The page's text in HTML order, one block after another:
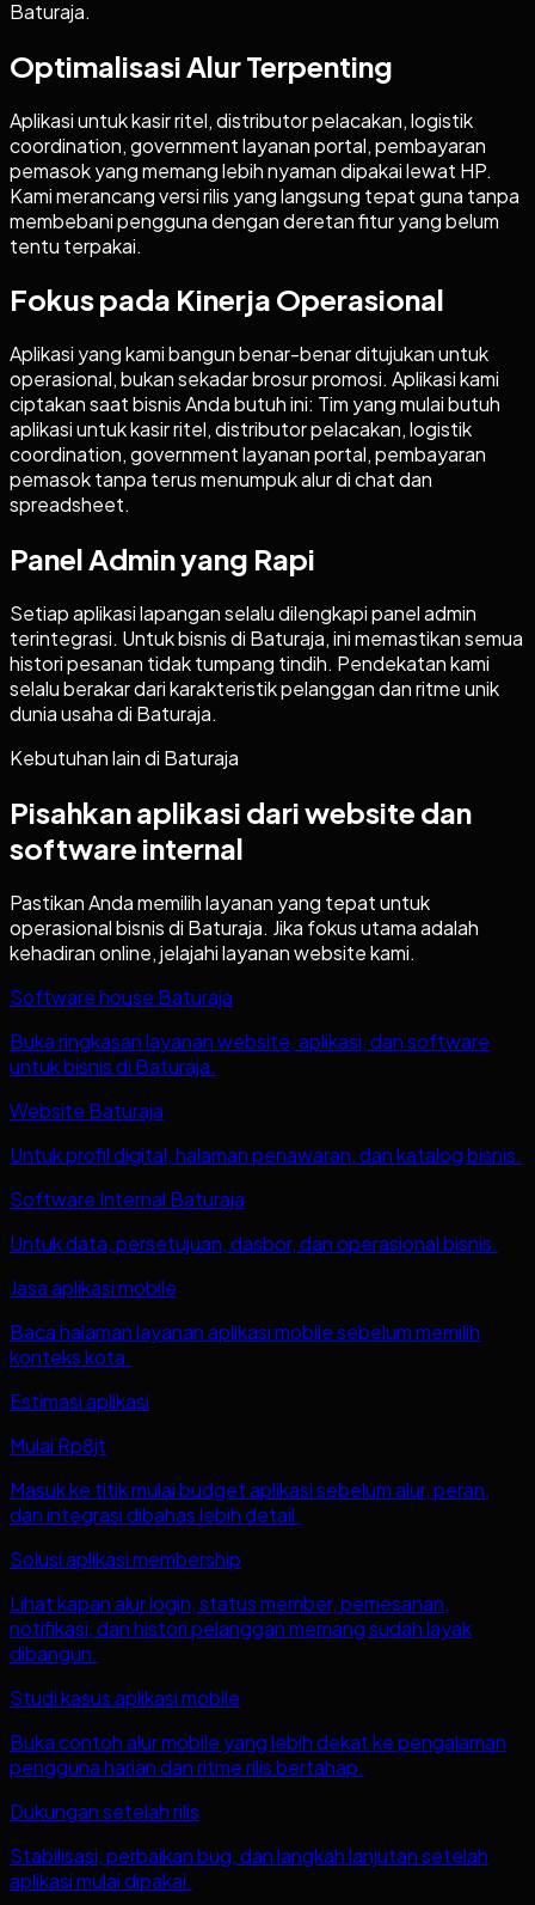
Baturaja.
Optimalisasi Alur Terpenting
Aplikasi untuk kasir ritel, distributor pelacakan, logistik
coordination, government layanan portal, pembayaran
pemasok yang memang lebih nyaman dipakai lewat HP.
Kami merancang versi rilis yang langsung tepat guna tanpa
membebani pengguna dengan deretan fitur yang belum
tentu terpakai.
Fokus pada Kinerja Operasional
Aplikasi yang kami bangun benar-benar ditujukan untuk
operasional, bukan sekadar brosur promosi. Aplikasi kami
ciptakan saat bisnis Anda butuh ini: Tim yang mulai butuh
aplikasi untuk kasir ritel, distributor pelacakan, logistik
coordination, government layanan portal, pembayaran
pemasok tanpa terus menumpuk alur di chat dan
spreadsheet.
Panel Admin yang Rapi
Setiap aplikasi lapangan selalu dilengkapi panel admin
terintegrasi. Untuk bisnis di Baturaja, ini memastikan semua
histori pesanan tidak tumpang tindih. Pendekatan kami
selalu berakar dari karakteristik pelanggan dan ritme unik
dunia usaha di Baturaja.
Kebutuhan lain di Baturaja
Pisahkan aplikasi dari website dan
software internal
Pastikan Anda memilih layanan yang tepat untuk
operasional bisnis di Baturaja. Jika fokus utama adalah
kehadiran online, jelajahi layanan website kami.
Software house Baturaja
Buka ringkasan layanan website, aplikasi, dan software
untuk bisnis di Baturaja.
Website Baturaja
Untuk profil digital, halaman penawaran, dan katalog bisnis.
Software Internal Baturaja
Untuk data, persetujuan, dasbor, dan operasional bisnis.
Jasa aplikasi mobile
Baca halaman layanan aplikasi mobile sebelum memilih
konteks kota.
Estimasi aplikasi
Mulai Rp8jt
Masuk ke titik mulai budget aplikasi sebelum alur, peran,
dan integrasi dibahas lebih detail.
Solusi aplikasi membership
Lihat kapan alur login, status member, pemesanan,
notifikasi, dan histori pelanggan memang sudah layak
dibangun.
Studi kasus aplikasi mobile
Buka contoh alur mobile yang lebih dekat ke pengalaman
pengguna harian dan ritme rilis bertahap.
Dukungan setelah rilis
Stabilisasi, perbaikan bug, dan langkah lanjutan setelah
aplikasi mulai dipakai.